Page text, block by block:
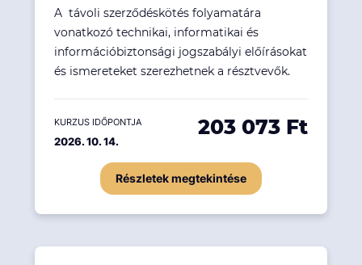
A távoli szerződéskötés folyamatára
vonatkozó technikai, informatikai és
információbiztonsági jogszabályi előírásokat
és ismereteket szerezhetnek a résztvevők.
KURZUS IDŐPONTJA
2026. 10. 14.
203 073 Ft
Részletek megtekintése